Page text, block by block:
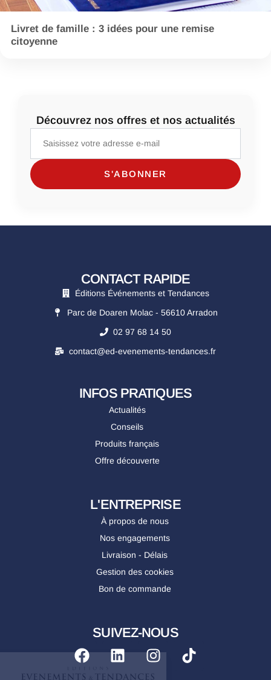
Livret de famille : 3 idées pour une remise
citoyenne
Découvrez nos offres et nos actualités
CONTACT RAPIDE
Éditions Événements et Tendances
Parc de Doaren Molac - 56610 Arradon
02 97 68 14 50
contact@ed-evenements-tendances.fr
INFOS PRATIQUES
Actualités
Conseils
Produits français
Offre découverte
L'ENTREPRISE
À propos de nous
Nos engagements
Livraison - Délais
Gestion des cookies
Bon de commande
SUIVEZ-NOUS